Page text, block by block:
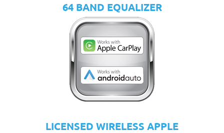
64 BAND EQUALIZER
LICENSED WIRELESS APPLE